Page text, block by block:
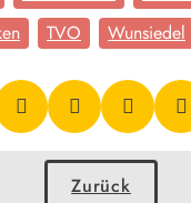
TVO Wunsiedel
Zurück